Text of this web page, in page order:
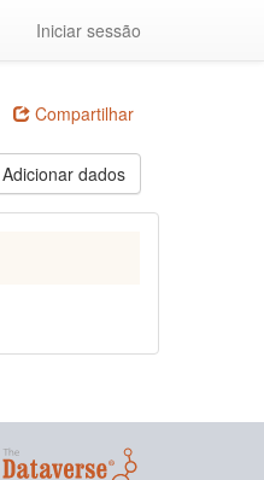
Iniciar sessão
Compartilhar
Adicionar dados